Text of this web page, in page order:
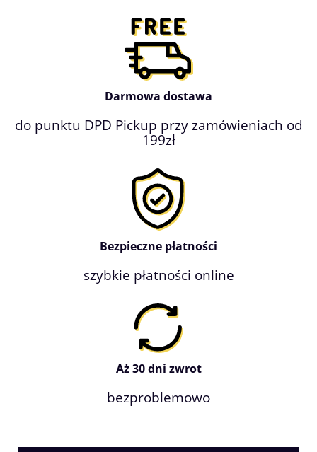
Darmowa dostawa
do punktu DPD Pickup przy zamówieniach od
199zł
Bezpieczne płatności
szybkie płatności online
Aż 30 dni zwrot
bezproblemowo